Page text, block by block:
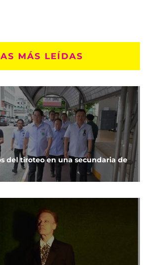
MÁS LEÍDAS
del tiroteo en una secundaria de